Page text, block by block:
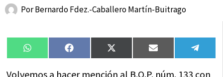
PorBernardo Fdez.-Caballero Martín-Buitrago
Compartir
en
WhatsAppCompartir
en
FacebookCompartir
en
X
(Twitter)
Compartir
en
Email
en
Volvemos a hacer mención al B.O.P. núm. 133 con